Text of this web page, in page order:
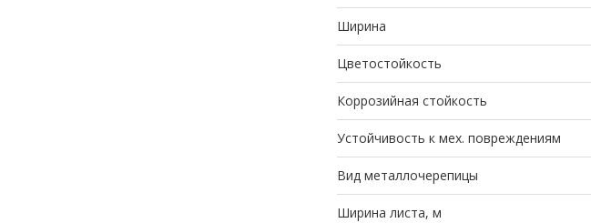
Ширина
Цветостойкость
Коррозийная стойкость
Устойчивость к мех. повреждениям
Вид металлочерепицы
Ширина листа, м